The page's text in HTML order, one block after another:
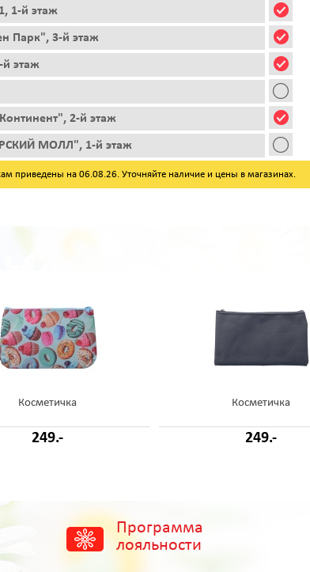
1-й этаж
Парк", 3-й этаж
й этаж
2-й этаж
МОЛЛ", 1-й этаж
приведены на 06.08.26. Уточняйте наличие и цены в магазинах.
Косметичка
249.-
Косметичка
249.-
Программа
лояльности